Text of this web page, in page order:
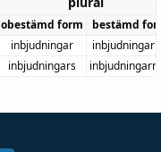
obestämd form
bestämd
inbjudningar
inbjudningars